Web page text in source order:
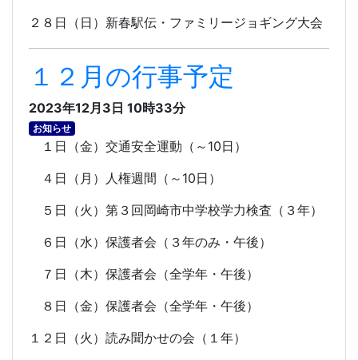
２８日（日）新春駅伝・ファミリージョギング大会
１２月の行事予定
2023年12月3日 10時33分
お知らせ
１日（金）交通安全運動（～ 10日）
４日（月）人権週間（～ 10日）
５日（火）第３回岡崎市中学校学力検査（３年）
６日（水）保護者会（３年のみ・午後）
７日（木）保護者会（全学年・午後）
８日（金）保護者会（全学年・午後）
１２日（火）読み聞かせの会（１年）